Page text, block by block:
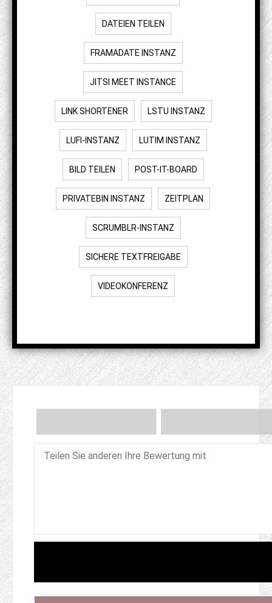
DATEIEN TEILEN
FRAMADATE INSTANZ
JITSI MEET INSTANCE
LINK SHORTENER LSTU INSTANZ
LUFI-INSTANZ LUTIM INSTANZ
BILD TEILEN POST-IT-BOARD
PRIVATEBIN INSTANZ ZEITPLAN
SCRUMBLR-INSTANZ
SICHERE TEXTFREIGABE
VIDEOKONFERENZ